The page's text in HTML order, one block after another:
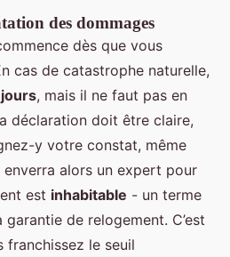
des dommages
dès que vous
cas de catastrophe naturelle,
, mais il ne faut pas en
déclaration doit être claire,
y votre constat, même
enverra alors un expert pour
est inhabitable - un terme
de relogement. C’est
franchissez le seuil